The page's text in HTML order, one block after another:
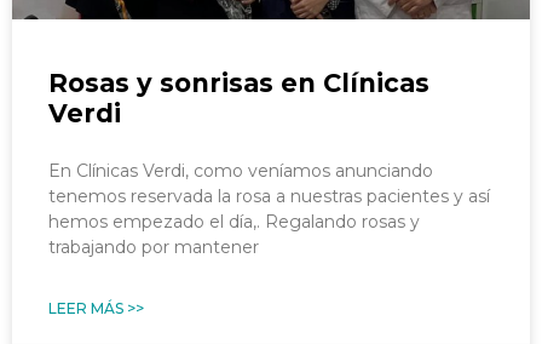
Rosas y sonrisas en Clínicas
Verdi
En Clínicas Verdi, como veníamos anunciando
tenemos reservada la rosa a nuestras pacientes y así
hemos empezado el día,. Regalando rosas y
trabajando por mantener
LEER MÁS >>